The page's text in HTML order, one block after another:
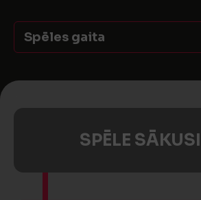
Spēles gaita
SPĒLE